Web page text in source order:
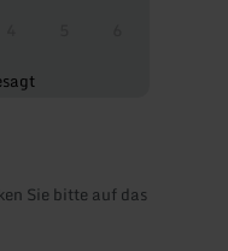
Sie bitte auf das